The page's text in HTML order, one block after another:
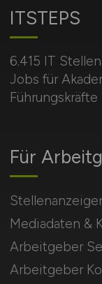
ITSTEPS
6.415 IT
Jobs für
Für
Mediadaten &
Arbeitgeber
Arbeitgeber